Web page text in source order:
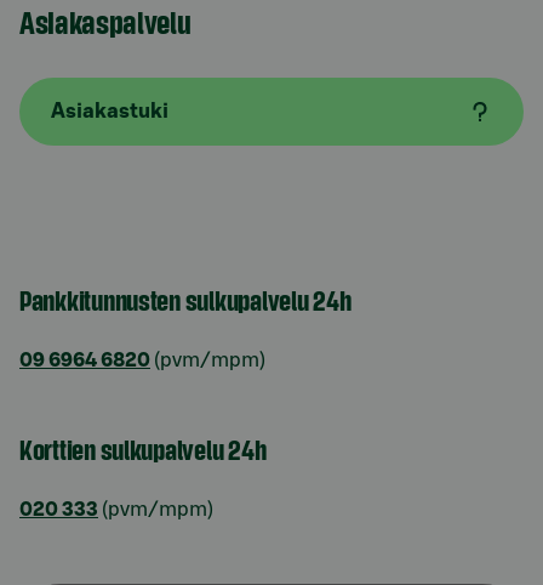
Asiakaspalvelu
Asiakastuki
Pankkitunnusten sulkupalvelu 24h
09 6964 6820 (pvm/mpm)
Korttien sulkupalvelu 24h
020 333 (pvm/mpm)